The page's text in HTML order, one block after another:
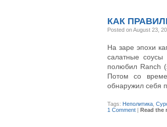
КАК
Posted on August 23,
На заре эпохи
салатные
полюбил Ranch
Потом со
обнаружил себя
Tags: Неполитика
1 Comment | Read the